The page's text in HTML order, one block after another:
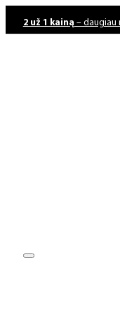
2 už 1 kainą – daugiau